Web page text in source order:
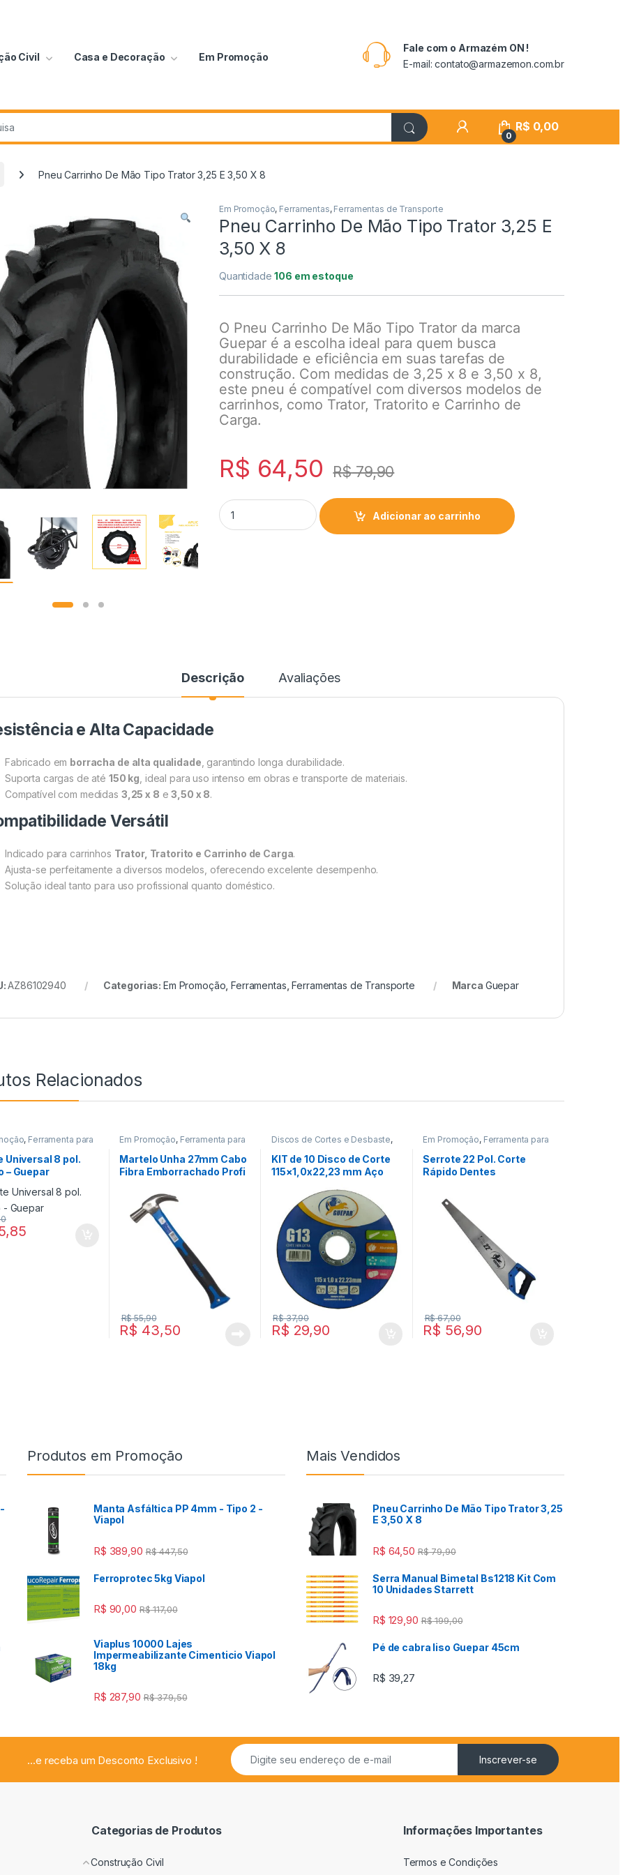
Civil Casa e Decoração Em Promoção
Fale com o Armazém ON !
E-mail: contato@armazemon.com.br
0
R$ 0,00
Pneu Carrinho De Mão Tipo Trator 3,25 E 3,50 X 8
Em Promoção, Ferramentas, Ferramentas de Transporte
Pneu Carrinho De Mão Tipo Trator 3,25 E
3,50 X 8
Quantidade106 em estoque
O Pneu Carrinho De Mão Tipo Trator da marca
Guepar é a escolha ideal para quem busca
durabilidade e eficiência em suas tarefas de
construção. Com medidas de 3,25 x 8 e 3,50 x 8,
este pneu é compatível com diversos modelos de
carrinhos, como Trator, Tratorito e Carrinho de
Carga.
R$ 64,50 R$79,90
Adicionar ao carrinho
Descrição Avaliações
e Alta Capacidade
Fabricado em borracha de alta qualidade, garantindo longa durabilidade.
Suporta cargas de até 150 kg, ideal para uso intenso em obras e transporte de materiais.
Compatível com medidas 3,25 x 8 e3,50 x 8.
Versátil
Indicado para carrinhos Trator, Tratorito e Carrinho de Carga.
Ajusta-se perfeitamente a diversos modelos, oferecendo excelente desempenho.
Solução ideal tanto para uso profissional quanto doméstico.
AZ86102940 Categorias: Em Promoção, Ferramentas, Ferramentas de Transporte Marca Guepar
Relacionados
, Ferramenta para
Civil
Ferramentas
Universal 8 pol.
– Guepar
Em Promoção, Ferramenta para
Construção Civil
Ferramentas
Martelo Unha 27mm Cabo
Fibra Emborrachado Profi
R$ 43,50
R$55,90
Discos de Cortes e Desbaste,
KIT de 10 Disco de Corte
115×1,0x22,23 mm Aço
R$ 29,90
R$37,90
Em Promoção, Ferramenta para
Construção Civil
Ferramentas
Serrote 22 Pol. Corte
Rápido Dentes
R$ 56,90
R$67,00
Produtos em Promoção
Manta Asfáltica PP 4mm - Tipo 2 -
Viapol
R$ 389,90 R$447,50
Ferroprotec 5kg Viapol
R$ 90,00 R$117,00
Viaplus 10000 Lajes
Impermeabilizante Cimenticio Viapol
18kg
R$ 287,90 R$379,50
Mais Vendidos
Pneu Carrinho De Mão Tipo Trator 3,25
E 3,50 X 8
R$ 64,50 R$79,90
Serra Manual Bimetal Bs1218 Kit Com
10 Unidades Starrett
R$ 129,90 R$199,00
Pé de cabra liso Guepar 45cm
R$ 39,27
...e receba um Desconto Exclusivo ! Inscrever-se
Categorias de Produtos
Construção Civil
Informações Importantes
Termos e Condições